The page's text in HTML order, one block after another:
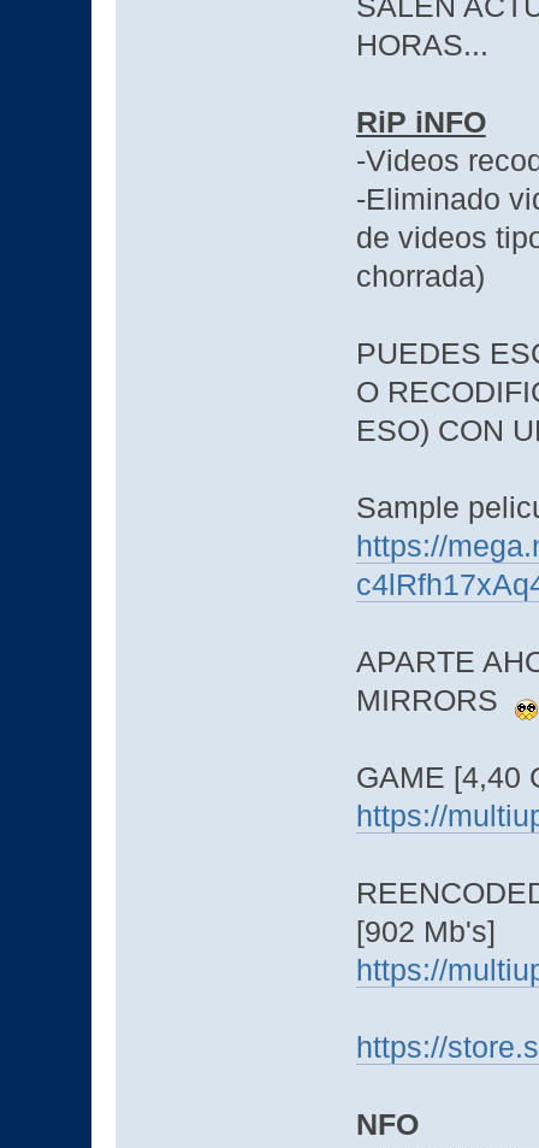
SALEN
HORAS...
RiP iNFO
-Videos
-Eliminado
de videos
chorrada)
PUEDES
O
ESO) CON
Sample
https://
APARTE
MIRRORS
GAME [4,40
https://
[902 Mb's]
https://
https://
NFO